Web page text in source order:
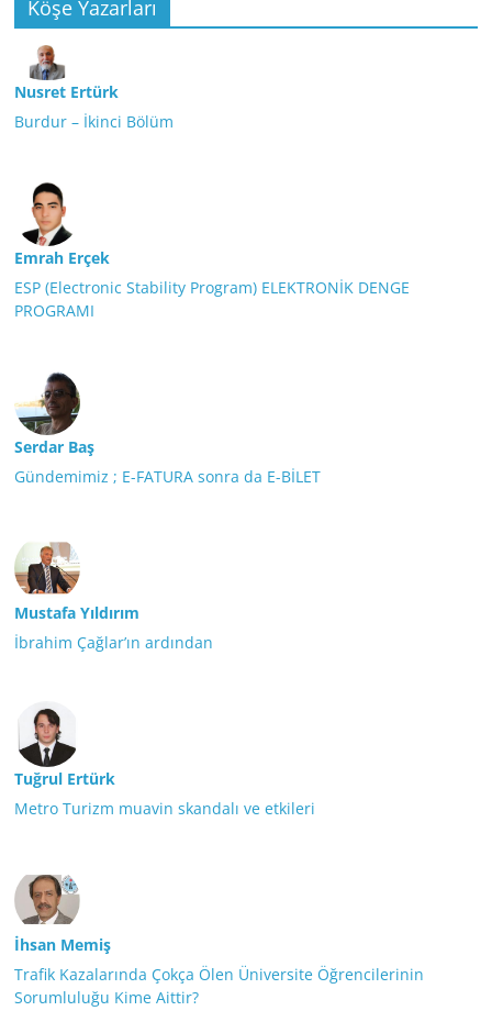
Köşe Yazarları
Nusret Ertürk
Burdur – İkinci Bölüm
Emrah Erçek
ESP (Electronic Stability Program) ELEKTRONİK DENGE
PROGRAMI
Serdar Baş
Gündemimiz ; E-FATURA sonra da E-BİLET
Mustafa Yıldırım
İbrahim Çağlar’ın ardından
Tuğrul Ertürk
Metro Turizm muavin skandalı ve etkileri
İhsan Memiş
Trafik Kazalarında Çokça Ölen Üniversite Öğrencilerinin
Sorumluluğu Kime Aittir?